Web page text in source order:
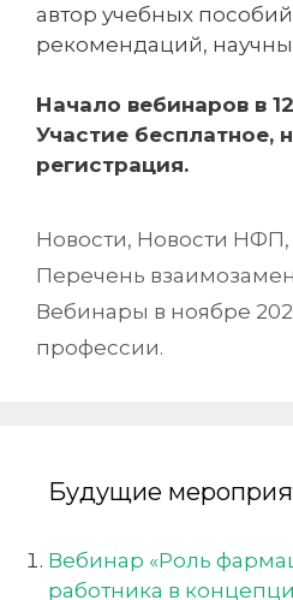
автор учебных
рекомендаций,
Начало вебинаров в
Участие бесплатное,
регистрация.
Рубрики
Новости, Новости НФП,
Навигация
записи
Перечень
Вебинары в ноябре
профессии.
Будущие
Вебинар «Роль
работника в